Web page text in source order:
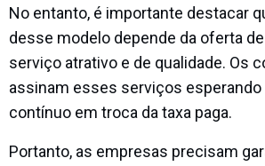
No entanto, é importante destacar
desse modelo depende da oferta
serviço atrativo e de qualidade. Os
assinam esses serviços esperando
contínuo em troca da taxa paga.
Portanto, as empresas precisam